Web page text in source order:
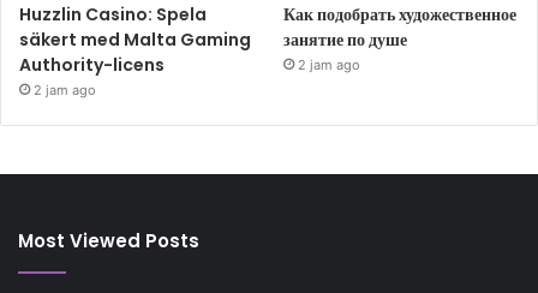
Huzzlin Casino: Spela
säkert med Malta Gaming
Authority-licens
2 jam ago
Как подобрать художественное
занятие по душе
2 jam ago
Most Viewed Posts